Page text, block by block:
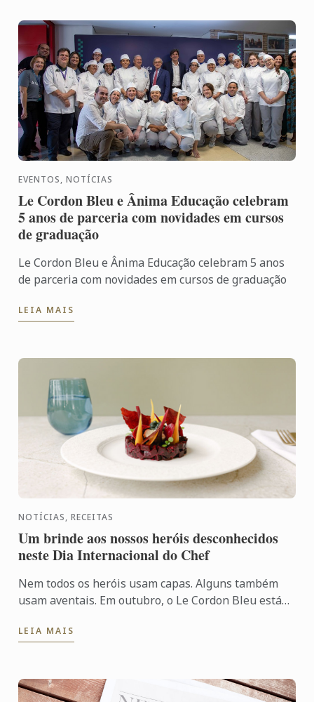
EVENTOS, NOTÍCIAS
Le Cordon Bleu e Ânima Educação celebram
5 anos de parceria com novidades em cursos
de graduação
Le Cordon Bleu e Ânima Educação celebram 5 anos
de parceria com novidades em cursos de graduação
LEIA MAIS
NOTÍCIAS, RECEITAS
Um brinde aos nossos heróis desconhecidos
neste Dia Internacional do Chef
Nem todos os heróis usam capas. Alguns também
usam aventais. Em outubro, o Le Cordon Bleu está
Dia ...
LEIA MAIS